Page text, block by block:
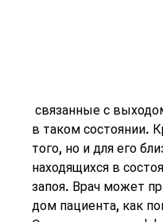
в таком состоянии.
того, но и для его
находящихся в
запоя. Врач может
дом пациента, как